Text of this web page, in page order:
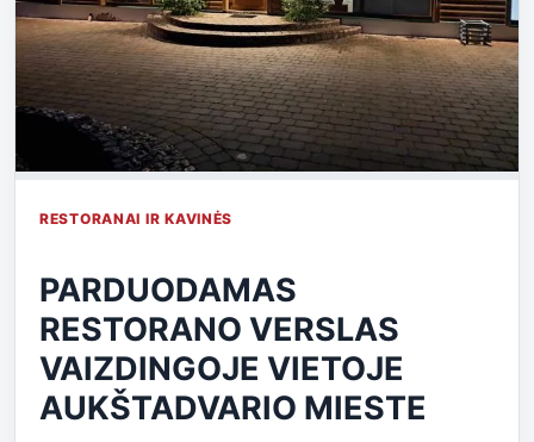
RESTORANAI IR KAVINĖS
PARDUODAMAS
RESTORANO VERSLAS
VAIZDINGOJE VIETOJE
AUKŠTADVARIO MIESTE